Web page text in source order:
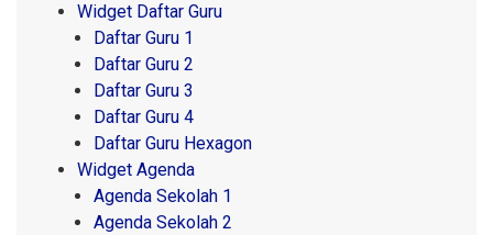
Widget Daftar Guru
Daftar Guru 1
Daftar Guru 2
Daftar Guru 3
Daftar Guru 4
Daftar Guru Hexagon
Widget Agenda
Agenda Sekolah 1
Agenda Sekolah 2